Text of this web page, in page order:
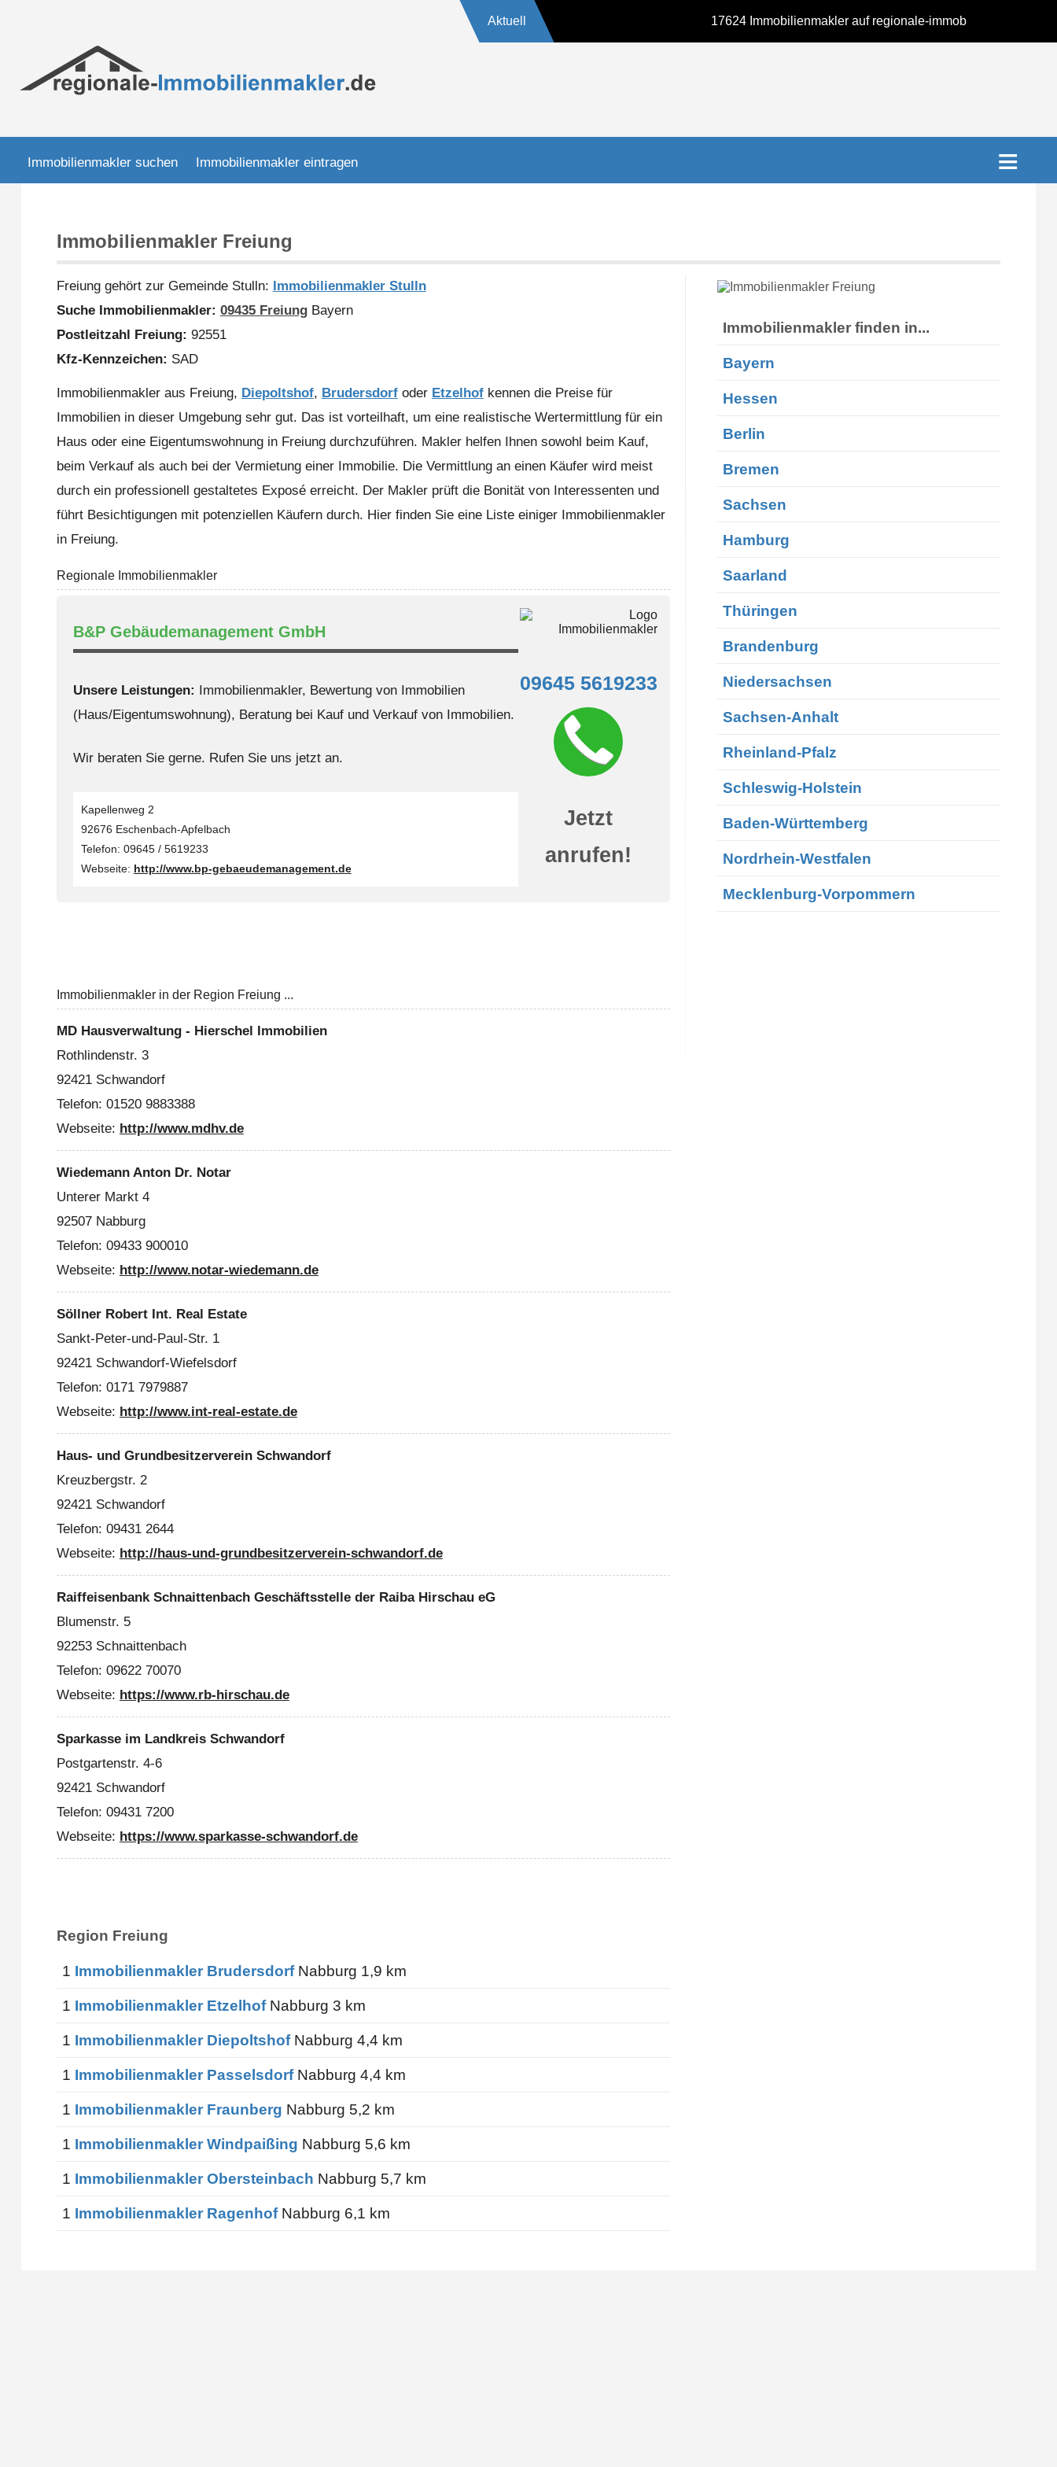
Aktuell 17624 Immobilienmakler auf regionale-
Immobilienmakler suchen Immobilienmakler eintragen
Immobilienmakler Freiung
Freiung gehört zur Gemeinde Stulln: Immobilienmakler Stulln
Suche Immobilienmakler: 09435 FreiungBayern
Postleitzahl Freiung: 92551
Kfz-Kennzeichen: SAD
Immobilienmakler aus Freiung, Diepoltshof, Brudersdorfoder Etzelhofkennen die Preise für
Immobilien in dieser Umgebung sehr gut. Das ist vorteilhaft, um eine realistische Wertermittlung für ein
Haus oder eine Eigentumswohnung in Freiung durchzuführen. Makler helfen Ihnen sowohl beim Kauf,
beim Verkauf als auch bei der Vermietung einer Immobilie. Die Vermittlung an einen Käufer wird meist
durch ein professionell gestaltetes Exposé erreicht. Der Makler prüft die Bonität von Interessenten und
führt Besichtigungen mit potenziellen Käufern durch. Hier finden Sie eine Liste einiger Immobilienmakler
in Freiung.
Regionale Immobilienmakler
B&P Gebäudemanagement GmbH
Unsere Leistungen: Immobilienmakler, Bewertung von Immobilien
(Haus/Eigentumswohnung), Beratung bei Kauf und Verkauf von Immobilien.
Wir beraten Sie gerne. Rufen Sie uns jetzt an.
Kapellenweg 2
92676 Eschenbach-Apfelbach
Telefon: 09645 / 5619233
Webseite: http://www.bp-gebaeudemanagement.de
09645 5619233
Jetzt
anrufen!
Immobilienmakler in der Region Freiung ...
MD Hausverwaltung - Hierschel Immobilien
Rothlindenstr. 3
92421 Schwandorf
Telefon: 01520 9883388
Webseite: http://www.mdhv.de
Wiedemann Anton Dr. Notar
Unterer Markt 4
92507 Nabburg
Telefon: 09433 900010
Webseite: http://www.notar-wiedemann.de
Söllner Robert Int. Real Estate
Sankt-Peter-und-Paul-Str. 1
92421 Schwandorf-Wiefelsdorf
Telefon: 0171 7979887
Webseite: http://www.int-real-estate.de
Haus- und Grundbesitzerverein Schwandorf
Kreuzbergstr. 2
92421 Schwandorf
Telefon: 09431 2644
Webseite: http://haus-und-grundbesitzerverein-schwandorf.de
Raiffeisenbank Schnaittenbach Geschäftsstelle der Raiba Hirschau eG
Blumenstr. 5
92253 Schnaittenbach
Telefon: 09622 70070
Webseite: https://www.rb-hirschau.de
Sparkasse im Landkreis Schwandorf
Postgartenstr. 4-6
92421 Schwandorf
Telefon: 09431 7200
Webseite: https://www.sparkasse-schwandorf.de
Region Freiung
1 Immobilienmakler BrudersdorfNabburg 1,9 km
1 Immobilienmakler EtzelhofNabburg 3 km
1 Immobilienmakler DiepoltshofNabburg 4,4 km
1 Immobilienmakler PasselsdorfNabburg 4,4 km
1 Immobilienmakler Fraunberg Nabburg 5,2 km
1 Immobilienmakler Windpaißing Nabburg 5,6 km
1 Immobilienmakler Obersteinbach Nabburg 5,7 km
1 Immobilienmakler RagenhofNabburg 6,1 km
Immobilienmakler finden in...
Bayern
Hessen
Berlin
Bremen
Sachsen
Hamburg
Saarland
Thüringen
Brandenburg
Niedersachsen
Sachsen-Anhalt
Rheinland-Pfalz
Schleswig-Holstein
Baden-Württemberg
Nordrhein-Westfalen
Mecklenburg-Vorpommern